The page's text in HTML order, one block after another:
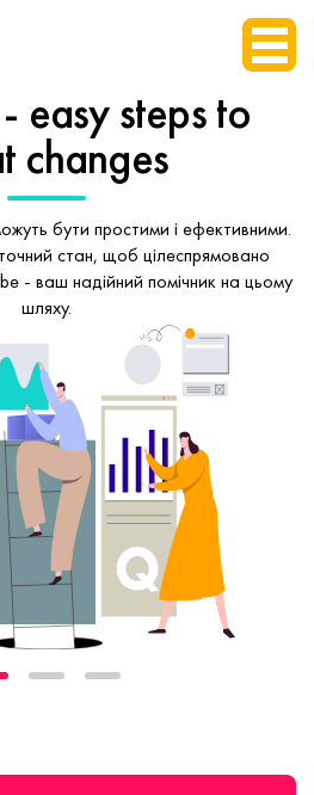
easy stepsto
changes
бути простими і ефективними.
стан, щоб цілеспрямовано
- ваш надійний помічник на цьому
шляху.